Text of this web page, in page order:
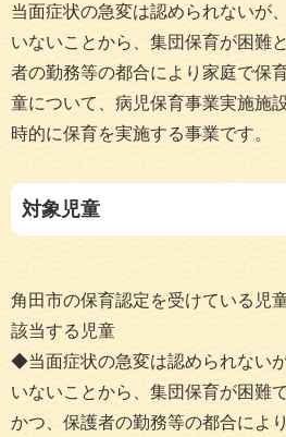
当面症状の急変は認められないが
いないことから、集団保育が困難
者の勤務等の都合により家庭で保
童について、病児保育事業実施施
時的に保育を実施する事業です。
対象児童
角田市の保育認定を受けている児
該当する児童
◆当面症状の急変は認められない
いないことから、集団保育が困難
かつ、保護者の勤務等の都合によ